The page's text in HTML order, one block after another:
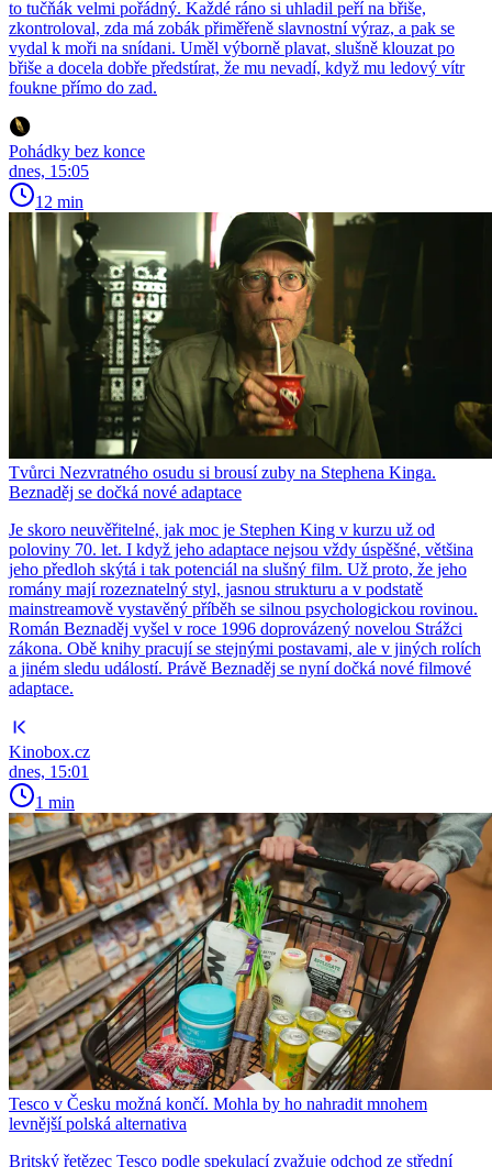
to tučňák velmi pořádný. Každé ráno si uhladil peří na břiše,
zkontroloval, zda má zobák přiměřeně slavnostní výraz, a pak se
vydal k moři na snídani. Uměl výborně plavat, slušně klouzat po
břiše a docela dobře předstírat, že mu nevadí, když mu ledový vítr
foukne přímo do zad.
Pohádky bez konce
dnes, 15:05
12 min
Tvůrci Nezvratného osudu si brousí zuby na Stephena Kinga.
Beznaděj se dočká nové adaptace
Je skoro neuvěřitelné, jak moc je Stephen King v kurzu už od
poloviny 70. let. I když jeho adaptace nejsou vždy úspěšné, většina
jeho předloh skýtá i tak potenciál na slušný film. Už proto, že jeho
romány mají rozeznatelný styl, jasnou strukturu a v podstatě
mainstreamově vystavěný příběh se silnou psychologickou rovinou.
Román Beznaděj vyšel v roce 1996 doprovázený novelou Strážci
zákona. Obě knihy pracují se stejnými postavami, ale v jiných rolích
a jiném sledu událostí. Právě Beznaděj se nyní dočká nové filmové
adaptace.
Kinobox.cz
dnes, 15:01
1 min
Tesco v Česku možná končí. Mohla by ho nahradit mnohem
levnější polská alternativa
Britský řetězec Tesco podle spekulací zvažuje odchod ze střední